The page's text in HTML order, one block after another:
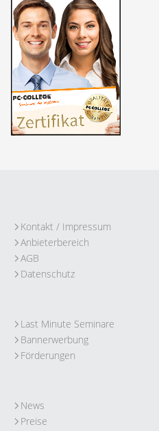
Kontakt / Impressum
Anbieterbereich
AGB
Datenschutz
Last Minute Seminare
Bannerwerbung
Förderungen
News
Preise